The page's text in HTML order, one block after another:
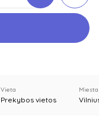
Vieta
Prekybos vietos